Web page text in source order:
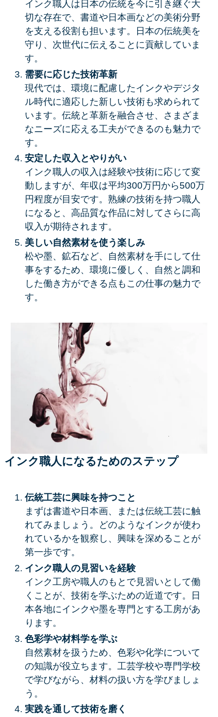
インク職人は日本の伝統を今に引き継ぐ大
切な存在で、書道や日本画などの美術分野
を支える役割も担います。日本の伝統美を
守り、次世代に伝えることに貢献していま
す。
需要に応じた技術革新
現代では、環境に配慮したインクやデジタ
ル時代に適応した新しい技術も求められて
います。伝統と革新を融合させ、さまざま
なニーズに応える工夫ができるのも魅力で
す。
安定した収入とやりがい
インク職人の収入は経験や技術に応じて変
動しますが、年収は平均300万円から500万
円程度が目安です。熟練の技術を持つ職人
になると、高品質な作品に対してさらに高
収入が期待されます。
美しい自然素材を使う楽しみ
松や墨、鉱石など、自然素材を手にして仕
事をするため、環境に優しく、自然と調和
した働き方ができる点もこの仕事の魅力で
す。
インク職人になるためのステップ
伝統工芸に興味を持つこと
まずは書道や日本画、または伝統工芸に触
れてみましょう。どのようなインクが使わ
れているかを観察し、興味を深めることが
第一歩です。
インク職人の見習いを経験
インク工房や職人のもとで見習いとして働
くことが、技術を学ぶための近道です。日
本各地にインクや墨を専門とする工房があ
ります。
色彩学や材料学を学ぶ
自然素材を扱うため、色彩や化学について
の知識が役立ちます。工芸学校や専門学校
で学びながら、材料の扱い方を学びましょ
う。
実践を通して技術を磨く